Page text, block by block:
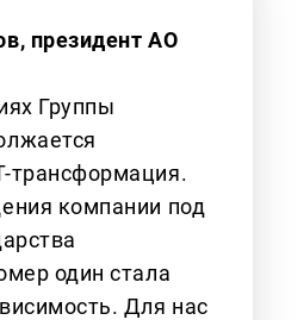
президент АО
Группы
трансформация.
компании под
один стала
Для нас